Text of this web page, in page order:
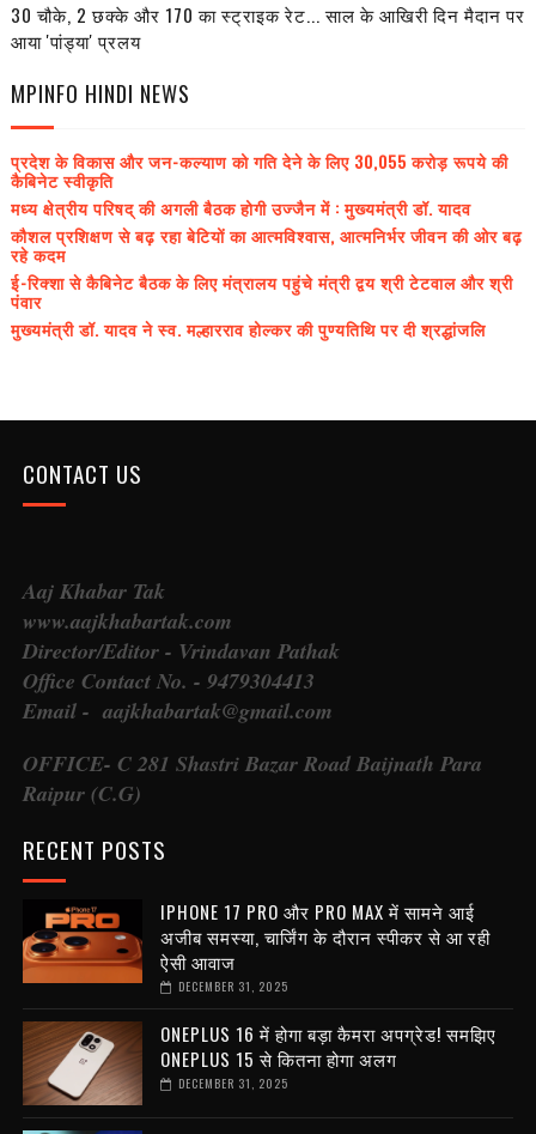
30 चौके, 2 छक्के और 170 का स्ट्राइक रेट... साल के आखिरी दिन मैदान पर
आया 'पांड्या' प्रलय
MPINFO HINDI NEWS
प्रदेश के विकास और जन-कल्याण को गति देने के लिए 30,055 करोड़ रूपये की
कैबिनेट स्वीकृति
मध्य क्षेत्रीय परिषद् की अगली बैठक होगी उज्जैन में : मुख्यमंत्री डॉ. यादव
कौशल प्रशिक्षण से बढ़ रहा बेटियों का आत्मविश्वास, आत्मनिर्भर जीवन की ओर बढ़
रहे कदम
ई-रिक्शा से कैबिनेट बैठक के लिए मंत्रालय पहुंचे मंत्री द्वय श्री टेटवाल और श्री
पंवार
मुख्यमंत्री डॉ. यादव ने स्व. मल्हारराव होल्कर की पुण्यतिथि पर दी श्रद्धांजलि
CONTACT US
Aaj Khabar Tak
www.aajkhabartak.com
Director/Editor - Vrindavan Pathak
Office Contact No. - 9479304413
Email - aajkhabartak@gmail.com
OFFICE- C 281 Shastri Bazar Road Baijnath Para
Raipur (C.G)
RECENT POSTS
IPHONE 17 PRO और PRO MAX में सामने आई
अजीब समस्या, चार्जिंग के दौरान स्पीकर से आ रही
ऐसी आवाज
DECEMBER 31, 2025
ONEPLUS 16 में होगा बड़ा कैमरा अपग्रेड! समझिए
ONEPLUS 15 से कितना होगा अलग
DECEMBER 31, 2025